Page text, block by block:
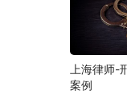
上海律师-
案例